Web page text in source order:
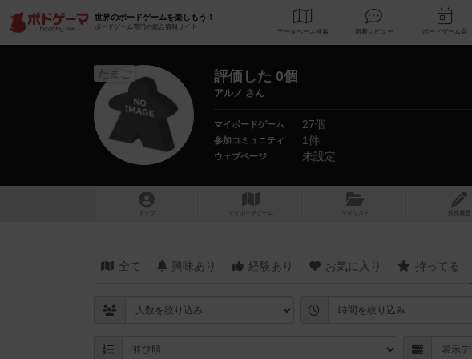
世界のボードゲームを楽しもう！
ボードゲーム専門の総合情報サイト
データベース 検索 新着レビュー
たまご 評価した 0個
アルノ さん
マイボードゲーム 27個
参加コミュニティ 1件
ウェブページ 未設定
マイボードゲーム マイリスト 投稿履歴
全て 興味あり 経験あり お気に入り 持ってる